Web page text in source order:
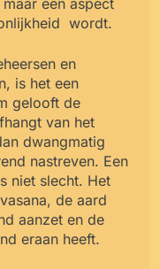
wordt.
en
is het een
gelooft de
van het
dwangmatig
nastreven. Een
niet slecht. Het
de aard
aanzet en de
eraan heeft.